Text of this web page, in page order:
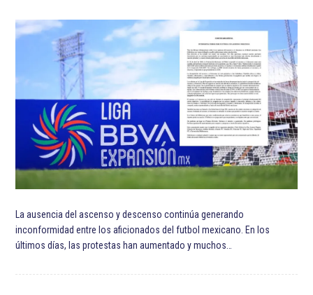
La ausencia del ascenso y descenso continúa generando
inconformidad entre los aficionados del futbol mexicano. En los
últimos días, las protestas han aumentado y muchos…